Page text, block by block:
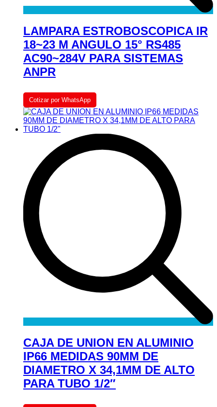
LAMPARA ESTROBOSCOPICA IR
18~23 M ANGULO 15° RS485
AC90~284V PARA SISTEMAS
ANPR
Cotizar por WhatsApp
CAJA DE UNION EN ALUMINIO
IP66 MEDIDAS 90MM DE
DIAMETRO X 34,1MM DE ALTO
PARA TUBO 1/2″